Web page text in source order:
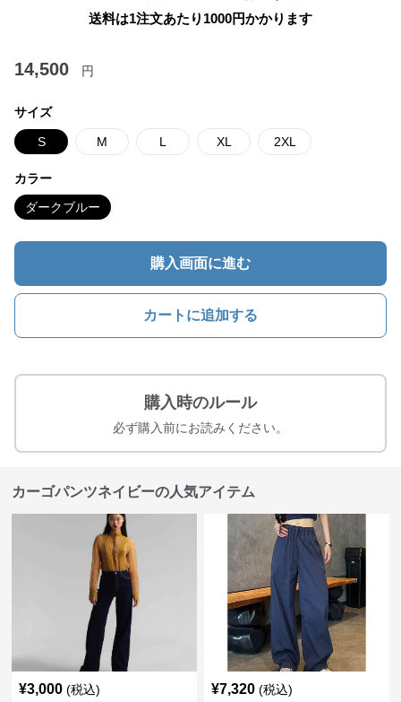
送料は1注文あたり 1000円かかります
14,500 円
サイズ
S M L XL 2XL
カラー
ダークブルー
購入画面に進む
カートに追加する
購入時のルール
必ず購入前にお読みください。
カーゴパンツネイビーの人気アイテム
¥3,000 (税込) ¥7,320 (税込)